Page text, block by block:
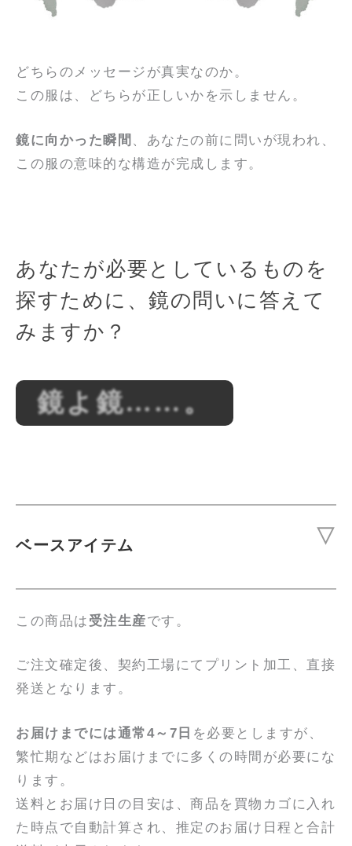
どちらのメッセージが真実なのか。
この服は、どちらが正しいかを示しません。
鏡に向かった瞬間
、あなたの前に問いが現われ、
この服の意味的な構造が完成します。
あなたが必要としているものを
探すために、鏡の問いに答えて
みますか？
鏡よ鏡……。
ベースアイテム
この商品は 受注生産です。
ご注文確定後、契約工場にてプリント加工、直接
発送となります。
お届けまでには通常4～7日 を必要としますが、
繁忙期などはお届けまでに多くの時間が必要にな
ります。
送料とお届け日の目安は、商品を買物カゴに入れ
た時点で自動計算され、推定のお届け日程と合計